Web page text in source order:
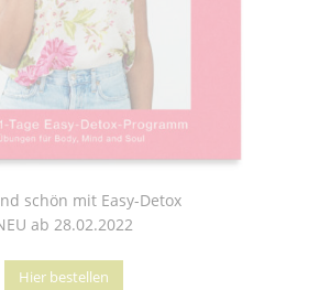
schön mit Easy-Detox
ab 28.02.2022
Hier bestellen